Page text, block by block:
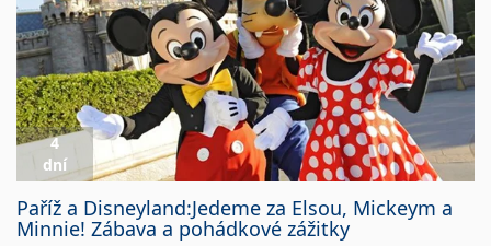
4
dní
Paříž a Disneyland:Jedeme za Elsou, Mickeym a
Minnie! Zábava a pohádkové zážitky
Campanille/Hotel
Ibis